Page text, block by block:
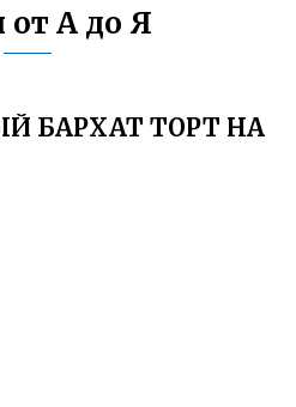
от А до Я
БАРХАТ ТОРТ НА